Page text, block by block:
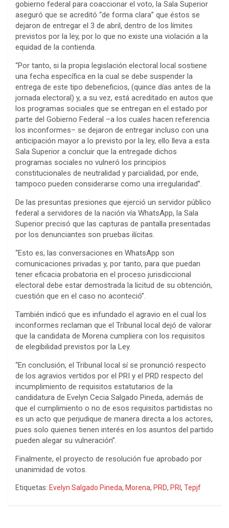
gobierno federal para coaccionar el voto, la Sala Superior
aseguró que se acreditó “de forma clara” que éstos se
dejaron de entregar el 3 de abril, dentro de los límites
previstos por la ley, por lo que no existe una violación a la
equidad de la contienda.
“Por tanto, si la propia legislación electoral local sostiene
una fecha específica en la cual se debe suspender la
entrega de este tipo debeneficios, (quince días antes de la
jornada electoral) y, a su vez, está acreditado en autos que
los programas sociales que se entregan en el estado por
parte del Gobierno Federal –a los cuales hacen referencia
los inconformes– se dejaron de entregar incluso con una
anticipación mayor a lo previsto por la ley, ello lleva a esta
Sala Superior a concluir que la entregade dichos
programas sociales no vulneró los principios
constitucionales de neutralidad y parcialidad, por ende,
tampoco pueden considerarse como una irregularidad”.
De las presuntas presiones que ejerció un servidor público
federal a servidores de la nación vía WhatsApp, la Sala
Superior precisó que las capturas de pantalla presentadas
por los denunciantes son pruebas ilícitas.
“Esto es, las conversaciones en WhatsApp son
comunicaciones privadas y, por tanto, para que puedan
tener eficacia probatoria en el proceso jurisdiccional
electoral debe estar demostrada la licitud de su obtención,
cuestión que en el caso no aconteció”.
También indicó que es infundado el agravio en el cual los
inconformes reclaman que el Tribunal local dejó de valorar
que la candidata de Morena cumpliera con los requisitos
de elegibilidad previstos por la Ley.
“En conclusión, el Tribunal local sí se pronunció respecto
de los agravios vertidos por el PRI y el PRD respecto del
incumplimiento de requisitos estatutarios de la
candidatura de Evelyn Cecia Salgado Pineda, además de
que el cumplimiento o no de esos requisitos partidistas no
es un acto que perjudique de manera directa a los actores,
pues solo quienes tienen interés en los asuntos del partido
pueden alegar su vulneración”.
Finalmente, el proyecto de resolución fue aprobado por
unanimidad de votos.
Etiquetas: Evelyn Salgado Pineda, Morena, PRD, PRI , Tepjf